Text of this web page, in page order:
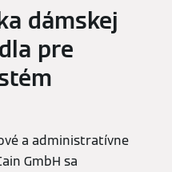
dámskej
pre
a administratívne
GmbH sa